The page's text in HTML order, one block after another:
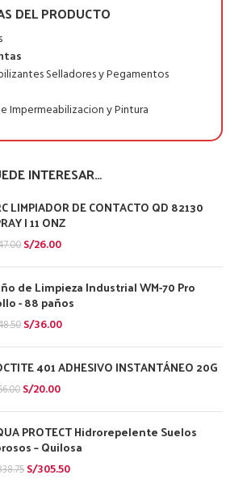
DEL PRODUCTO
Selladores y Pegamentos
Impermeabilizacion y Pintura
INTERESAR…
LIMPIADOR DE CONTACTO QD 82130
| 11 ONZ
S/26.00
de Limpieza Industrial WM-70 Pro
- 88 paños
S/36.00
401 ADHESIVO INSTANTÁNEO 20G
S/20.00
PROTECT Hidrorepelente Suelos
– Quilosa
S/305.50